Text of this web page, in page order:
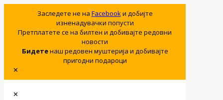
Заследете не на Facebookи добијте
изненадувачки попусти
Претплатете се на билтен и добивајте редовни
новости
Бидетенаш редовен муштерија и добивајте
пригодни подароци
✕
✕